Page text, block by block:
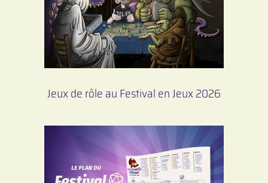
Jeux de rôle au Festival en Jeux 2026